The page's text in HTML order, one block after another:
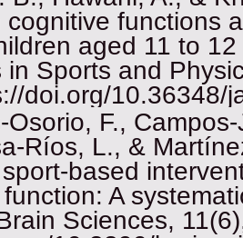
cognitive functions
aged 11 to
in Sports and
doi.org/10.36348/
Osorio, F.,
Ríos, L., &
based
A
Sciences,